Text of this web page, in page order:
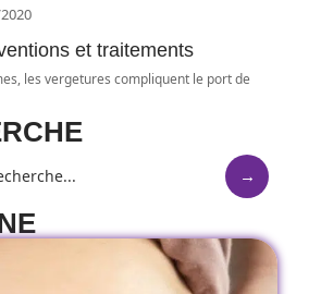
et traitements
les vergetures compliquent le port de